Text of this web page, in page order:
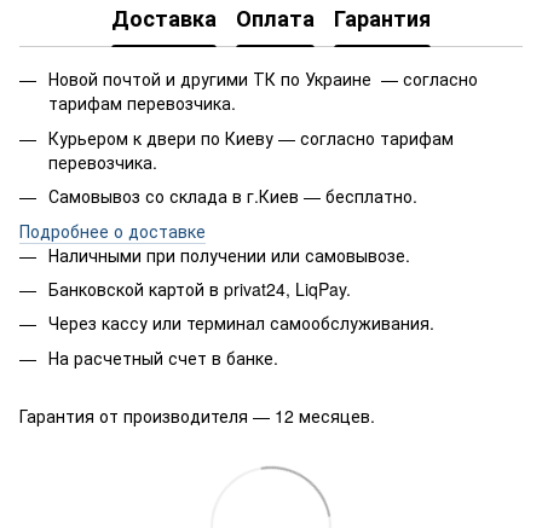
Доставка Оплата Гарантия
Новой почтой и другими ТК по Украине — согласно
тарифам перевозчика.
Курьером к двери по Киеву — согласно тарифам
перевозчика.
Самовывоз со склада в г.Киев — бесплатно.
Подробнее о доставке
Наличными при получении или самовывозе.
Банковской картой в privat24, LiqPay.
Через кассу или терминал самообслуживания.
На расчетный счет в банке.
Гарантия от производителя — 12 месяцев.